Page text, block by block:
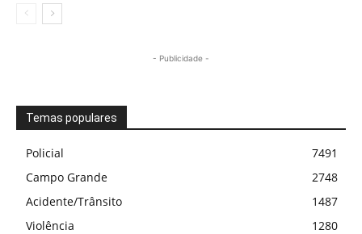
- Publicidade -
Temas populares
Policial
7491
Campo Grande
2748
Acidente/Trânsito
1487
Violência
1280